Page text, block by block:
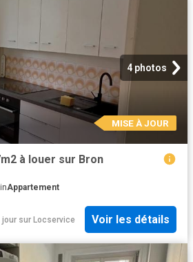
4 photos
MISE À JOUR
à louer sur Bron
Appartement
jour sur Locservice Voir les détails